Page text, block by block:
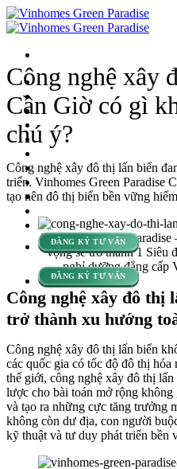
Bỏ
qua
dung
TỔNG QUAN
VỊ TRÍ
MẶT BẰNG
TIỆN ÍCH
SẢN PHẨM
TIẾN ĐỘ
CHÍNH SÁCH
TIN TỨC
VỀ VIETNAMGROOVE
ĐĂNG KÝ TƯ VẤN
ĐĂNG KÝ TƯ VẤN
Công nghệ xây
Cần Giờ có gì
chú ý?
Công nghệ xây đô thị lấn biển
triển. Vinhomes Green Paradise
tạo nên đô thị biển bền vững
Vinhomes Green
vọng sẽ trở thành 1 Siêu
nghỉ dưỡng đẳng cấp
Công nghệ xây đô thị
trở thành xu hướng
Công nghệ xây đô thị lấn biển
các quốc gia có tốc độ đô thị hóa
thế giới, công nghệ xây đô thị
lược cho bài toán mở rộng
và tạo ra những cực tăng trưởng
không còn dư địa, con người
kỹ thuật và tư duy phát triển bền